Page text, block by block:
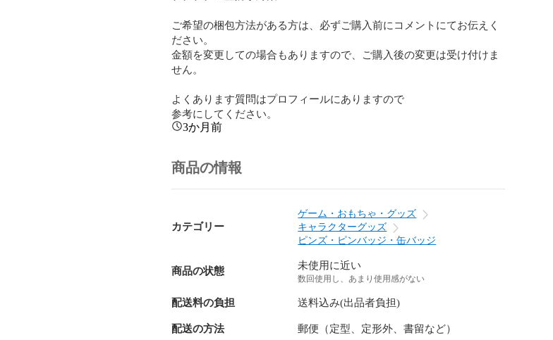
ご希望の梱包方法がある方は、必ずご購入前にコメントにてお伝えく
ださい。
金額を変更しての場合もありますので、ご購入後の変更は受け付けま
せん。
よくあります質問はプロフィールにありますので
参考にしてください。
3か月前
商品の情報
カテゴリー
ゲーム・おもちゃ・グッズ
キャラクターグッズ
ピンズ・ピンバッジ・缶バッジ
商品の状態 未使用に近い
数回使用し、あまり使用感がない
配送料の負担 送料込み(出品者負担)
配送の方法 郵便（定型、定形外、書留など）